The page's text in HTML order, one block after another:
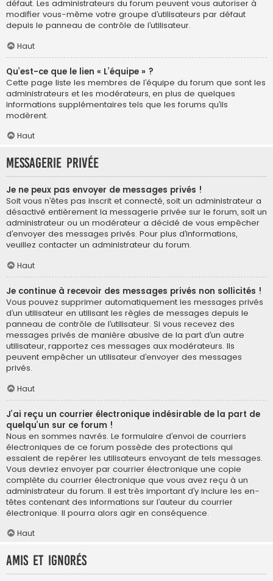
défaut. Les administrateurs du forum peuvent vous autoriser à
modifier vous-même votre groupe d’utilisateurs par défaut
depuis le panneau de contrôle de l’utilisateur.
Haut
Qu’est-ce que le lien « L’équipe » ?
Cette page liste les membres de l’équipe du forum que sont les
administrateurs et les modérateurs, en plus de quelques
informations supplémentaires tels que les forums qu’ils
modèrent.
Haut
Messagerie privée
Je ne peux pas envoyer de messages privés !
Soit vous n’êtes pas inscrit et connecté, soit un administrateur a
désactivé entièrement la messagerie privée sur le forum, soit un
administrateur ou un modérateur a décidé de vous empêcher
d’envoyer des messages privés. Pour plus d’informations,
veuillez contacter un administrateur du forum.
Haut
Je continue à recevoir des messages privés non sollicités !
Vous pouvez supprimer automatiquement les messages privés
d’un utilisateur en utilisant les règles de messages depuis le
panneau de contrôle de l’utilisateur. Si vous recevez des
messages privés de manière abusive de la part d’un autre
utilisateur, rapportez ces messages aux modérateurs. Ils
peuvent empêcher un utilisateur d’envoyer des messages
privés.
Haut
J’ai reçu un courrier électronique indésirable de la part de
quelqu’un sur ce forum !
Nous en sommes navrés. Le formulaire d’envoi de courriers
électroniques de ce forum possède des protections qui
essaient de repérer les utilisateurs envoyant de tels messages.
Vous devriez envoyer par courrier électronique une copie
complète du courrier électronique que vous avez reçu à un
administrateur du forum. Il est très important d’y inclure les en-
têtes contenant des informations sur l’auteur du courrier
électronique. Il pourra alors agir en conséquence.
Haut
Amis et ignorés